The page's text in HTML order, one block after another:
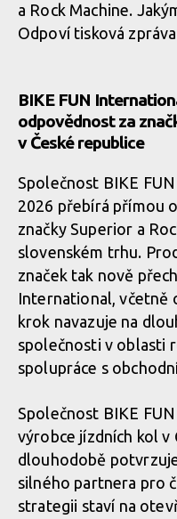
a Rock Machine.
Odpoví tisková zpráva
BIKE FUN
odpovědnost za
v České republice
Společnost BIKE
2026 přebírá přímou
značky Superior a
slovenském trhu.
značek tak nově
International, včetně
krok navazuje na
společnosti v oblasti
spolupráce s
Společnost BIKE
výrobce jízdních kol v
dlouhodobě
silného partnera pro
strategii staví na